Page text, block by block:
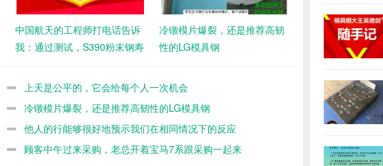
中国航天的工程师打电话告诉
我：通过测试，S390粉末钢寿
冷镦模片爆裂，还是推荐高韧
性的LG模具钢
上天是公平的，它会给每个人一次机会
冷镦模片爆裂，还是推荐高韧性的LG模具钢
他人的行能够很好地预示我们在相同情况下的反应
顾客中午过来采购，老总开着宝马7系跟采购一起来